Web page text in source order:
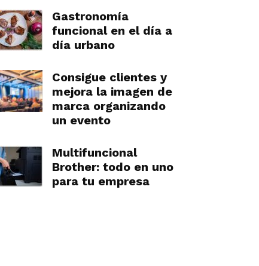
Gastronomía
funcional en el día a
día urbano
Consigue clientes y
mejora la imagen de
marca organizando
un evento
Multifuncional
Brother: todo en uno
para tu empresa